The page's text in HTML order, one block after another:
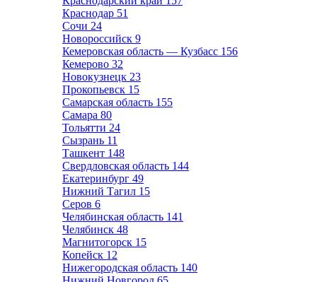
Краснодар 51
Сочи 24
Новороссийск 9
Кемеровская область — Кузбасс 156
Кемерово 32
Новокузнецк 23
Прокопьевск 15
Самарская область 155
Самара 80
Тольятти 24
Сызрань 11
Ташкент 148
Свердловская область 144
Екатеринбург 49
Нижний Тагил 15
Серов 6
Челябинская область 141
Челябинск 48
Магнитогорск 15
Копейск 12
Нижегородская область 140